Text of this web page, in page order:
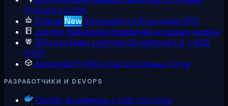
PyTorch и CUDA
Ollama NewЗапускайте LLM на своём VPS
Jupyter Notebooks Notebooks на вашем сервере
GPU для Deep Learning Обучайте на L4, L40S,
H100
Anaconda Python-стек для данных, готов
РАЗРАБОТЧИКИ И DEVOPS
Docker Контейнеры с root-доступом